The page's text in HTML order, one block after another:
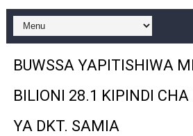
AJIRA ZAIDI YA 420
KILA KILO INAYOPOTEA NI
BUWSSA YAPITISHIWA
BILIONI 28.1 KIPINDI
YA DKT. SAMIA